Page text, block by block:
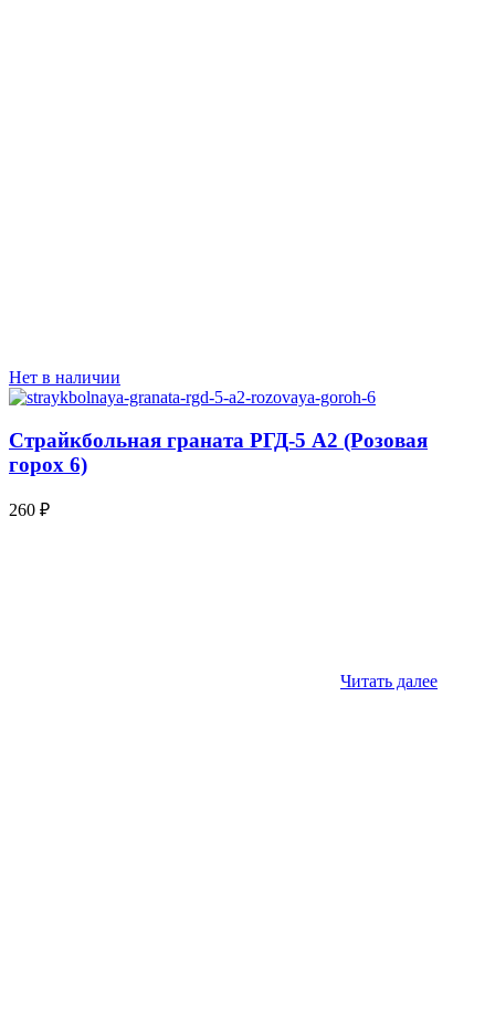
Нет в наличии
Страйкбольная граната РГД-5 А2 (Розовая
горох 6)
260 ₽
Читать далее